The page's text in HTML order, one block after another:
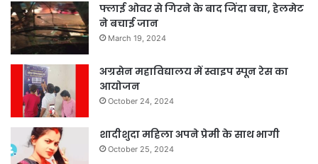
फ्लाई ओवर से गिरने के बाद जिंदा बचा, हेलमेट
ने बचाई जान
March 19, 2024
अग्रसेन महाविद्यालय में स्वाइप स्पून रेस का
आयोजन
October 24, 2024
शादीशुदा महिला अपने प्रेमी के साथ भागी
October 25, 2024